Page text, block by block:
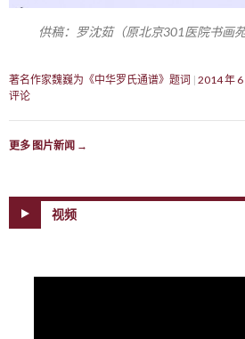
供稿：罗沈茹（原北京301医院书
著名作家魏巍为《中华罗氏通谱》题词 2014 年 6
评论
更多 图片新闻 →
视频